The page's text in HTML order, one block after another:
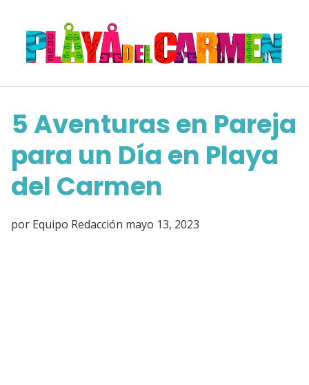
contenido
5 Aventuras en Pareja
para un Día en Playa
del Carmen
por Equipo Redacción mayo 13, 2023